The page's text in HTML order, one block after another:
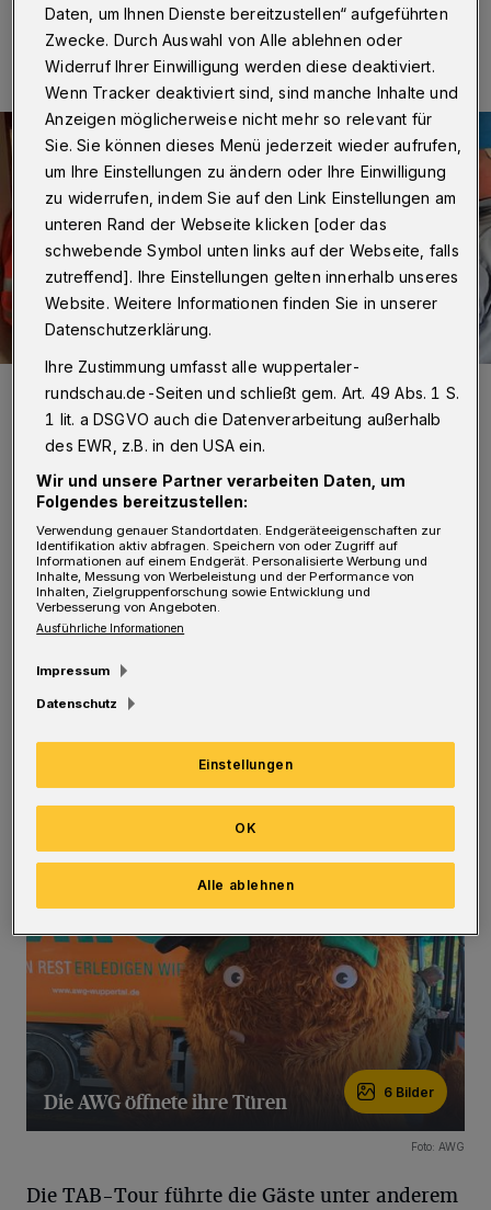
16.09.2024 , 08:00 Uhr Eine Minute Lesezeit
Nur ein kleiner Teil des Mülls einer Stadt.
Am AWG-Betriebsstandort Korzert auf
Küllenhahn standen wieder Führungen durch
die Thermische Abfallbehandlungsanlage
Abfallsammelfahrzeugen auf dem Programm.
Die AWG zählte am Freitag (13. September
2024) bis 20 Uhr, als die letzten Führungen
starteten, nach eigenen Angaben an die 400
Besucherinnen und Besucher.
Die AWG öffnete ihre Türen 6 Bilder
Foto: AWG
Die TAB-Tour führte die Gäste unter anderem
Daten, um Ihnen Dienste bereitzustellen“ aufgeführten
Zwecke. Durch Auswahl von Alle ablehnen oder
Widerruf Ihrer Einwilligung werden diese deaktiviert.
Wenn Tracker deaktiviert sind, sind manche Inhalte und
Anzeigen möglicherweise nicht mehr so relevant für
Sie. Sie können dieses Menü jederzeit wieder aufrufen,
um Ihre Einstellungen zu ändern oder Ihre Einwilligung
zu widerrufen, indem Sie auf den Link Einstellungen am
unteren Rand der Webseite klicken [oder das
schwebende Symbol unten links auf der Webseite, falls
zutreffend]. Ihre Einstellungen gelten innerhalb unseres
Website. Weitere Informationen finden Sie in unserer
Datenschutzerklärung.
Ihre Zustimmung umfasst alle wuppertaler-
rundschau.de-Seiten und schließt gem. Art. 49 Abs. 1 S.
1 lit. a DSGVO auch die Datenverarbeitung außerhalb
des EWR, z.B. in den USA ein.
Wir und unsere Partner verarbeiten Daten, um
Folgendes bereitzustellen:
Verwendung genauer Standortdaten. Endgeräteeigenschaften zur
Identifikation aktiv abfragen. Speichern von oder Zugriff auf
Informationen auf einem Endgerät. Personalisierte Werbung und
Inhalte, Messung von Werbeleistung und der Performance von
Inhalten, Zielgruppenforschung sowie Entwicklung und
Verbesserung von Angeboten.
Ausführliche Informationen
Impressum
Datenschutz
Einstellungen
Alle ablehnen
OK